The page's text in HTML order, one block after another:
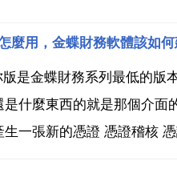
麼用，金蝶財務軟體該如
是金蝶財務系列最低的
什麼東西的就是那個介
一張新的憑證 憑證稽核